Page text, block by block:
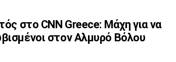
στο CNN Greece: Μάχη για να
στον Αλμυρό Βόλου